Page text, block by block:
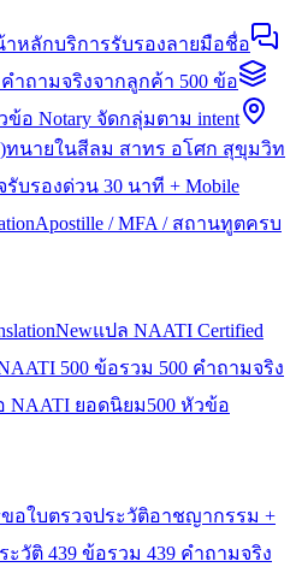
หลักบริการรับรองลายมือชื่อ
ำถามจริงจากลูกค้า 500 ข้อ
ข้อ Notary จัดกลุ่มตาม intent
ทนายในสีลม สาทร อโศก สุขุมวิท
รับรองด่วน 30 นาที + Mobile
Apostille / MFA / สถานทูตครบ
Newแปล NAATI Certified
500 ข้อรวม 500 คำถามจริง
NAATI ยอดนิยม500 หัวข้อ
ขอใบตรวจประวัติอาชญากรรม +
ะวัติ 439 ข้อรวม 439 คำถามจริง